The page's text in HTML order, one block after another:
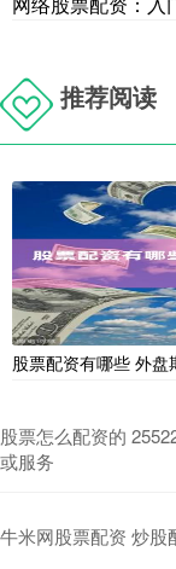
推荐阅读
股票配资有哪些 外
股票怎么配资的
或服务
牛米网股票配资 炒股